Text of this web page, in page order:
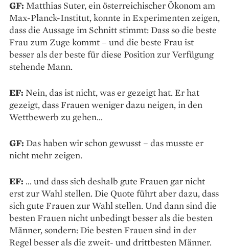
GF: Matthias Suter, ein österreichischer Ökonom am
Max-Planck-Institut, konnte in Experimenten zeigen,
dass die Aussage im Schnitt stimmt: Dass so die beste
Frau zum Zuge kommt – und die beste Frau ist
besser als der beste für diese Position zur Verfügung
stehende Mann.
EF: Nein, das ist nicht, was er gezeigt hat. Er hat
gezeigt, dass Frauen weniger dazu neigen, in den
Wettbewerb zu gehen…
GF: Das haben wir schon gewusst – das musste er
nicht mehr zeigen.
EF: … und dass sich deshalb gute Frauen gar nicht
erst zur Wahl stellen. Die Quote führt aber dazu, dass
sich gute Frauen zur Wahl stellen. Und dann sind die
besten Frauen nicht unbedingt besser als die besten
Männer, sondern: Die besten Frauen sind in der
Regel besser als die zweit- und drittbesten Männer.